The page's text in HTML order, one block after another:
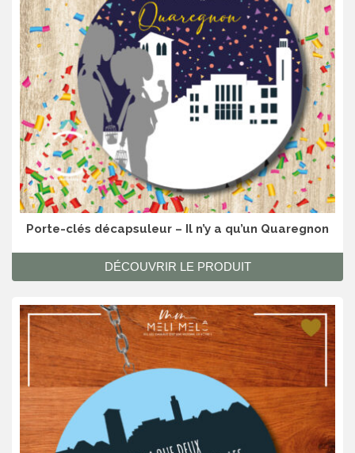
Porte-clés décapsuleur – Il n’y a qu’un Quaregnon
DÉCOUVRIR LE PRODUIT